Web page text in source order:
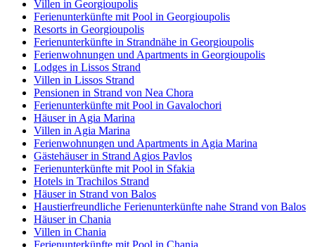
Villen in Georgioupolis
Ferienunterkünfte mit Pool in Georgioupolis
Resorts in Georgioupolis
Ferienunterkünfte in Strandnähe in Georgioupolis
Ferienwohnungen und Apartments in Georgioupolis
Lodges in Lissos Strand
Villen in Lissos Strand
Pensionen in Strand von Nea Chora
Ferienunterkünfte mit Pool in Gavalochori
Häuser in Agia Marina
Villen in Agia Marina
Ferienwohnungen und Apartments in Agia Marina
Gästehäuser in Strand Agios Pavlos
Ferienunterkünfte mit Pool in Sfakia
Hotels in Trachilos Strand
Häuser in Strand von Balos
Haustierfreundliche Ferienunterkünfte nahe Strand von Balos
Häuser in Chania
Villen in Chania
Ferienunterkünfte mit Pool in Chania